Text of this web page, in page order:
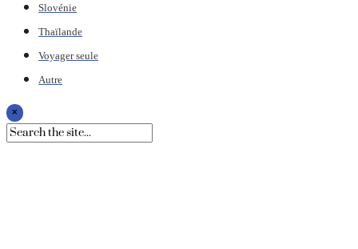
Slovénie
Thaïlande
Voyager seule
Autre
×